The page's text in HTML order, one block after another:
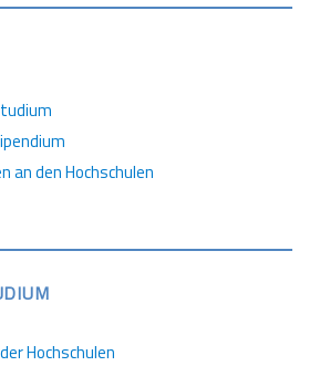
an den Hochschulen
Hochschulen